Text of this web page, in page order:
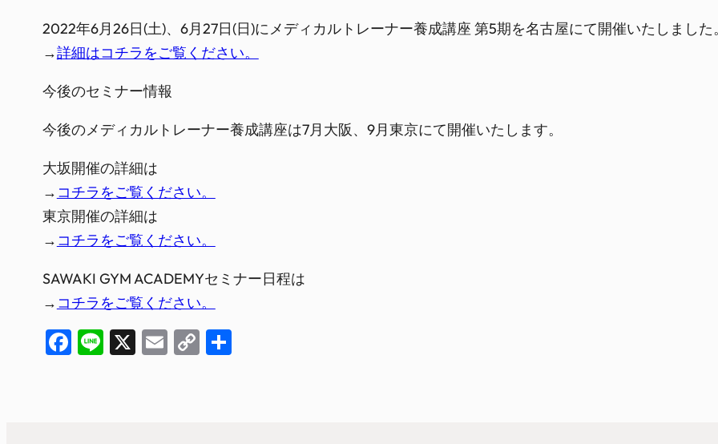
2022年6月26日(土)、6月27日(日)にメディカルトレーナー養成講座 第5期を名古屋にて開催いたしました
→詳細はコチラをご覧ください。
今後のセミナー情報
今後のメディカルトレーナー養成講座は7月大阪、9月東京にて開催いたします。
大坂開催の詳細は
→ コチラをご覧ください。
東京開催の詳細は
→ コチラをご覧ください。
SAWAKI GYM ACADEMYセミナー日程は
→ コチラをご覧ください。
Facebook
Line
X Email
Copy
共